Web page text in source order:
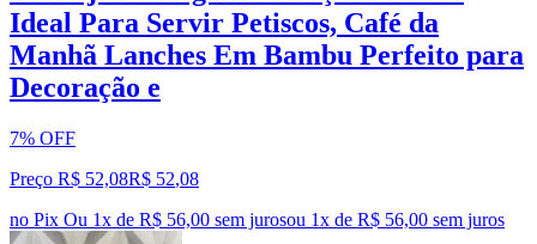
Ideal Para Servir Petiscos, Café da
Manhã Lanches Em Bambu Perfeito para
Decoração e
7% OFF
Preço R$ 52,08R$ 52,08
no Pix Ou 1x de R$ 56,00 sem jurosou 1x de R$ 56,00 sem juros